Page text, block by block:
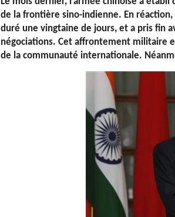
de la frontière sino-indienne. En
duré une vingtaine de jours, et a pris fin
négociations. Cet affrontement militaire
de la communauté internationale.